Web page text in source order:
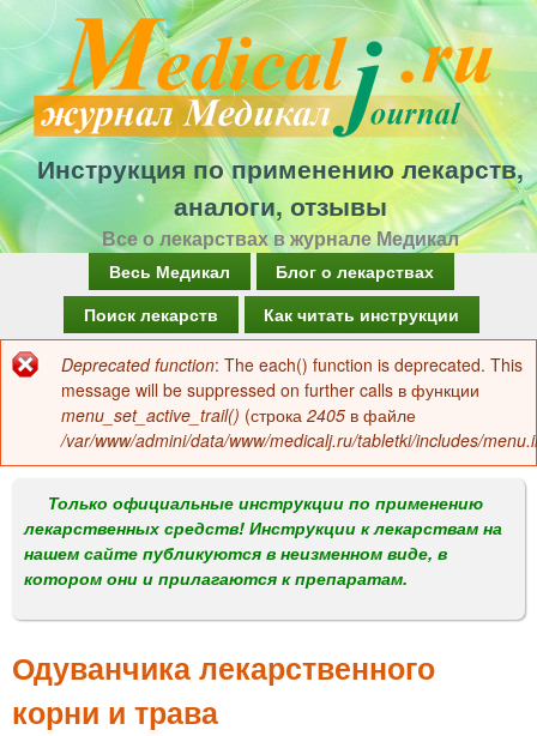
Перейти
к
основному
содержанию
Инструкция по применению лекарств,
аналоги, отзывы
Все о лекарствах в журнале Медикал
а
в
о
м
е
н
Весь Медикал
Блог о лекарствах
Поиск лекарств
Как читать инструкции
Сообщение
об
ошибке
Deprecated function: The each() function is deprecated. This
message will be suppressed on further calls в функции
menu_set_active_trail() (строка 2405 в файле
/var/www/admini/data/www/medicalj.ru/tabletki/includes/
Только официальные инструкции по применению
лекарственных средств! Инструкции к лекарствам на
нашем сайте публикуются в неизменном виде, в
котором они и прилагаются к препаратам.
Одуванчика лекарственного
корни и трава